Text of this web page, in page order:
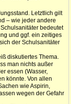
Letztlich gilt
– wie jeder andere
bedeutet
und ggf. ein zeitiges
der Schulsanitäter
diskutiertes Thema.
man nichts außer
essen (Wasser,
könnte. Von allen
wie Aspirin,
wegen der Gefahr